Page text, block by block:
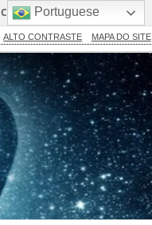
Canais
ALTO CONTRASTE MAPA DO SITE
Portuguese